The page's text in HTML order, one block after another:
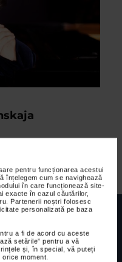
pentru funcționarea acestui
înțelegem cum se navighează
în care funcționează site-
exacte în cazul căutărilor,
Partenerii noștri folosesc
personalizată pe baza
a fi de acord cu aceste
setările” pentru a vă
și, în special, vă puteți
moment.
Leonskaja,
special: 4 PJ/ 29.01.2013